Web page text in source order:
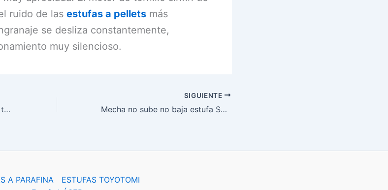
ruido de las estufas a pellets más
se desliza constantemente,
muy silencioso.
Limpiar o cambiar la mecha de tu estufa
SIGUIENTE
Mecha no sube no baja estufa Sunnymet
A PARAFINA
ESTUFAS TOYOTOMI